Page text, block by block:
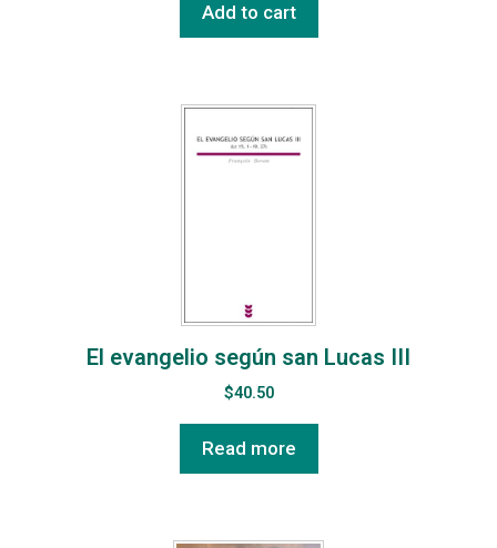
Add to cart
El evangelio según san Lucas III
$40.50
Read more